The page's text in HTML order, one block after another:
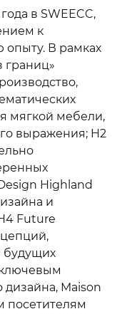
в SWEECC,
к
опыту. В рамках
границ»
мягкой мебели,
выражения; H2
Highland
и
Future
будущих
дизайна, Maison
посетителям